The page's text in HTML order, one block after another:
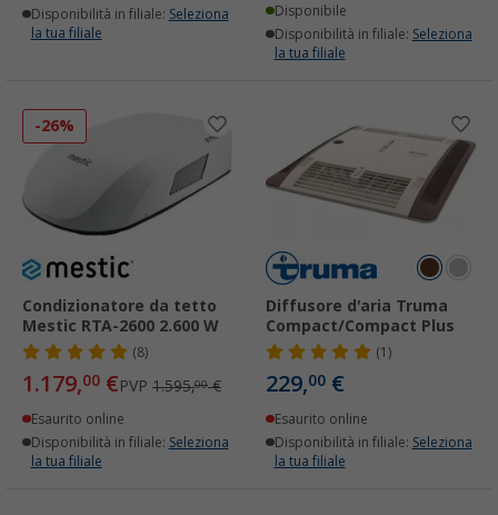
Disponibilità in filiale: Seleziona
la tua filiale
Disponibile
Disponibilità in filiale: Seleziona
la tua filiale
-26%
Condizionatore da tetto
Mestic RTA-2600 2.600 W
(8)
1.179,00 €PVP 1.595,00€
Esaurito online
Disponibilità in filiale: Seleziona
la tua filiale
Diffusore d'aria Truma
Compact/Compact Plus
(1)
229,00 €
Esaurito online
Disponibilità in filiale: Seleziona
la tua filiale